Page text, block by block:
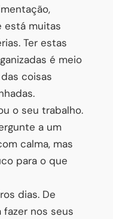
está muitas
Ter estas
é meio
coisas
o seu trabalho.
a um
calma, mas
para o que
dias. De
nos seus